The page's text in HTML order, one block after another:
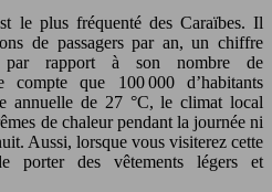
le plus fréquenté des Caraïbes. Il
de passagers par an, un chiffre
par rapport à son nombre de
compte que 100 000 d’habitants
annuelle de 27 °C, le climat local
de chaleur pendant la journée ni
Aussi, lorsque vous visiterez cette
porter des vêtements légers et